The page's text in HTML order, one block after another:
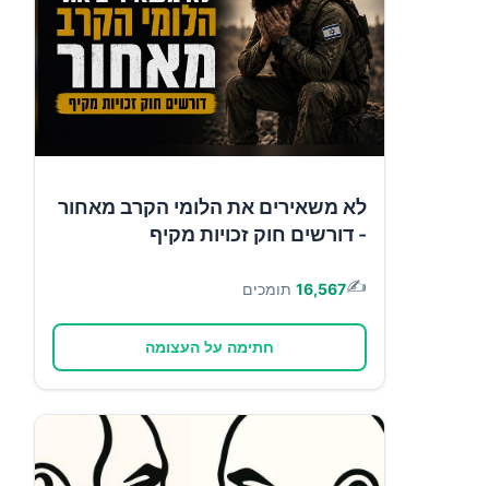
לא משאירים את הלומי הקרב מאחור
- דורשים חוק זכויות מקיף
✍️
16,567 תומכים
חתימה על העצומה